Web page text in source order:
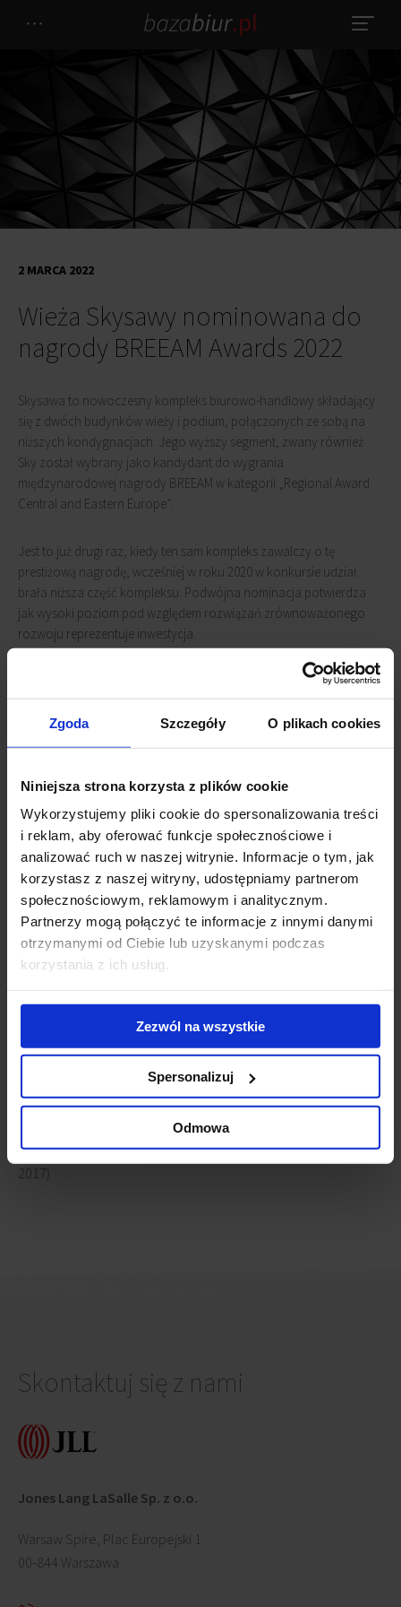
Zgoda Szczegóły O plikach cookies
Niniejsza strona korzysta z plików cookie
Wykorzystujemy pliki cookie do spersonalizowania treści
i reklam, aby oferować funkcje społecznościowe i
analizować ruch w naszej witrynie. Informacje o tym, jak
korzystasz z naszej witryny, udostępniamy partnerom
społecznościowym, reklamowym i analitycznym.
Partnerzy mogą połączyć te informacje z innymi danymi
otrzymanymi od Ciebie lub uzyskanymi podczas
korzystania z ich usług.
Zezwól na wszystkie
Spersonalizuj
Odmowa
Wieża Skysawy nominowana do
nagrody BREEAM Awards 2022
2 MARCA 2022
Skysawa to nowoczesny kompleks biurowo-handlowy składający
się z dwóch budynków wieży i podium, połączonych ze sobą na
niższych kondygnacjach. Jego wyższy segment, zwany również
Sky został wybrany jako kandydant do wygrania
międzynarodowej nagrody BREEAM w kategorii „Regional Award
Central and Eastern Europe”.
Jest to już drugi raz, kiedy ten sam kompleks zawalczy o tę
prestiżową nagrodę, wcześniej w roku 2020 w konkursie udział
brała niższa część kompleksu. Podwójna nominacja potwierdza
jak wysoki poziom pod względem rozwiązań zrównoważonego
rozwoju reprezentuje inwestycja.
Wygrana zapewni nieruchomości tytuł inwestycji wyznaczającej
nowe standardy w zakresie rozwiązań technicznych i
proekologicznych, co z pewnością zwiększy jej prestiż.
Powiązane newsy
Wieża SKYSAWA pobiła rekord(14 marca 2023)
Wieża Skysawa z pozwoleniem na użytkowanie(8
czerwca 2022)
Skysawa prawie na finiszu(19 stycznia 2022)
Znana jest już ostateczna wysokość budynku Skysawa
sierpnia 2021)
BREEAM Interim dla SKYSAWA(6 maja 2021)
SKYSAWA nominowany do BREEAM Award 2020
2020)
Ukończono drążenie ścian szczelinowych budynku
Skysawa
SKYSAWA z najwyższą oceną BREEAM(25 września 2019)
Rusza budowa SKYSAWA(18 czerwca 2019)
Nowe biura w wieżowcu przy Świętokrzyskiej(14 lutego
2017)
Skontaktuj się z nami
Jones Lang LaSalle Sp. z o.o.
Warsaw Spire, Plac Europejski 1
00-844 Warszawa